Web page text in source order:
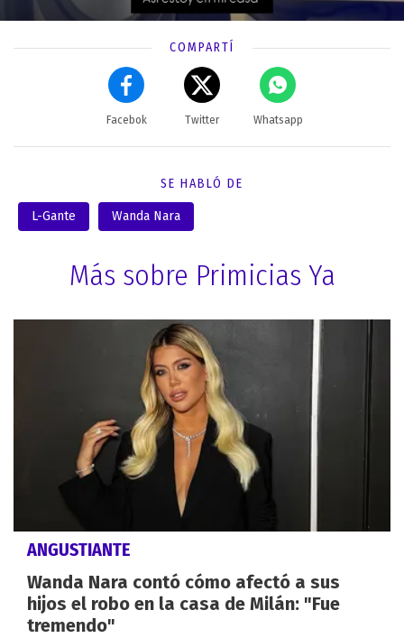
COMPARTÍ
Facebok Twitter Whatsapp
SE HABLÓ DE
L-Gante Wanda Nara
Más sobre Primicias Ya
ANGUSTIANTE
Wanda Nara contó cómo afectó a sus
hijos el robo en la casa de Milán: "Fue
tremendo"